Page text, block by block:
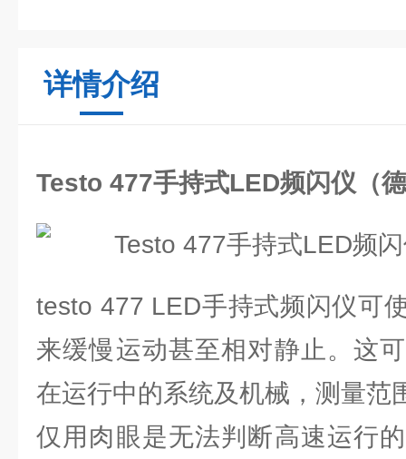
详情介绍
Testo 477手持式LED频闪仪（
testo 477 LED手持式频闪仪可
来缓慢运动甚至相对静止。这
在运行中的系统及机械，测量范
仅用肉眼是无法判断高速运行